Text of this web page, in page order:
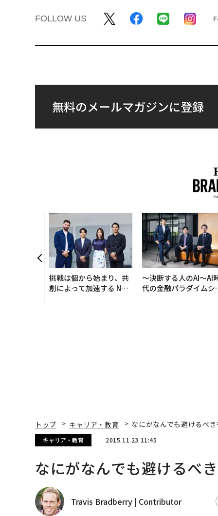
FOLLOW US
無料のメールマガジンに登録
挑戦は個から始まり、共
創によって加速する NOR
〜決断する人のAI〜AI
代の金融パラダイムシ
トップ キャリア・教育 なにがなんでも避けるべ
キャリア・教育 2015.11.23 11:45
なにがなんでも避けるべ
Travis Bradberry | Contributor